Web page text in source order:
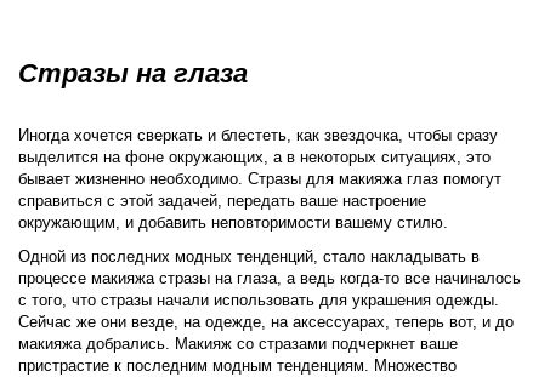
Стразы на глаза
Иногда хочется сверкать и блестеть, как звездочка, чтобы сразу
выделится на фоне окружающих, а в некоторых ситуациях, это
бывает жизненно необходимо. Стразы для макияжа глаз помогут
справиться с этой задачей, передать ваше настроение
окружающим, и добавить неповторимости вашему стилю.
Одной из последних модных тенденций, стало накладывать в
процессе макияжа стразы на глаза, а ведь когда-то все начиналось
с того, что стразы начали использовать для украшения одежды.
Сейчас же они везде, на одежде, на аксессуарах, теперь вот, и до
макияжа добрались. Макияж со стразами подчеркнет ваше
пристрастие к последним модным тенденциям. Множество